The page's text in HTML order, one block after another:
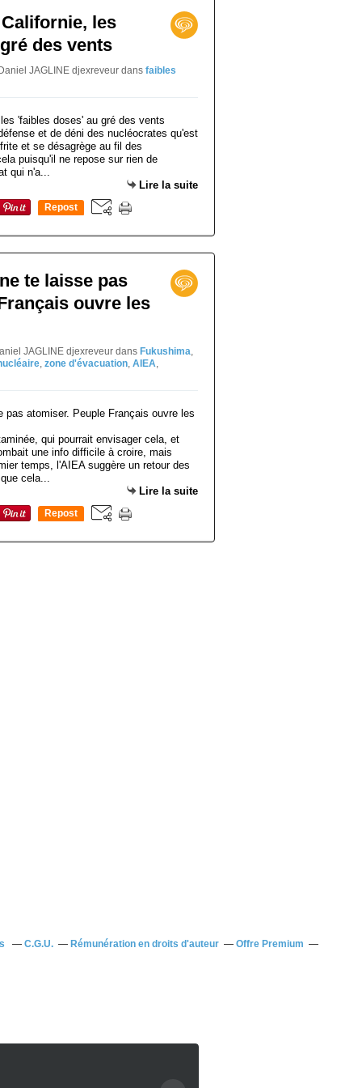
les
des vents
JAGLINE djexreveur dans faibles
et de déni des nucléocrates qu'est
et se désagrège au fil des
puisqu'il ne repose sur rien de
qui n'a...
Lire la suite
Repost
te laisse pas
ouvre les
JAGLINE djexreveur dans Fukushima,
, zone d'évacuation, AIEA,
qui pourrait envisager cela, et
une info difficile à croire, mais
temps, l'AIEA suggère un retour des
cela...
Lire la suite
Repost
C.G.U. Rémunération en droits d'auteur
Offre Premium